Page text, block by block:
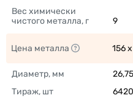
Вес химически
чистого металла, г
9
Цена металла 156
Диаметр, мм
26,75
Тираж, шт